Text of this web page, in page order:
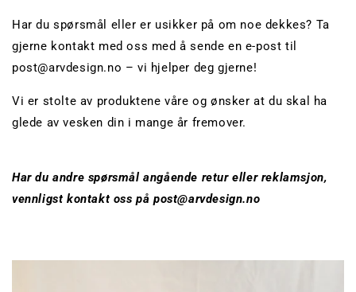
Har du spørsmål eller er usikker på om noe dekkes? Ta
gjerne kontakt med oss med å sende en e-post til
post@arvdesign.no – vi hjelper deg gjerne!
Vi er stolte av produktene våre og ønsker at du skal ha
glede av vesken din i mange år fremover.
Har du andre spørsmål angående retur eller reklamsjon,
vennligst kontakt oss på post@arvdesign.no